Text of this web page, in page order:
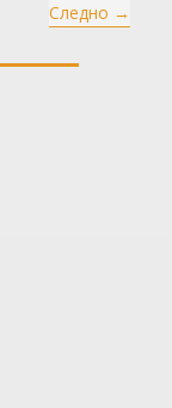
Следно →